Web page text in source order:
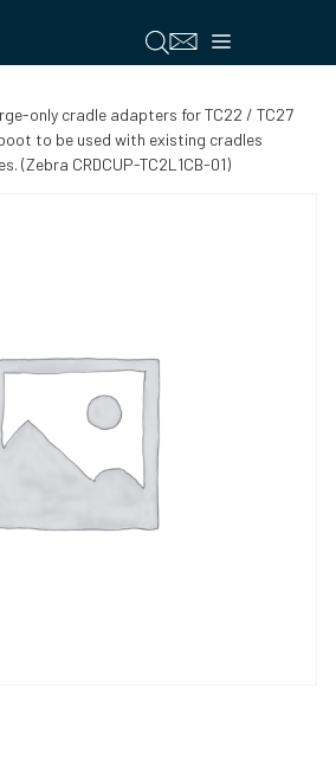
Menú
only cradle adapters for TC22 / TC27
to be used with existing cradles
(Zebra CRDCUP-TC2L1CB-01)